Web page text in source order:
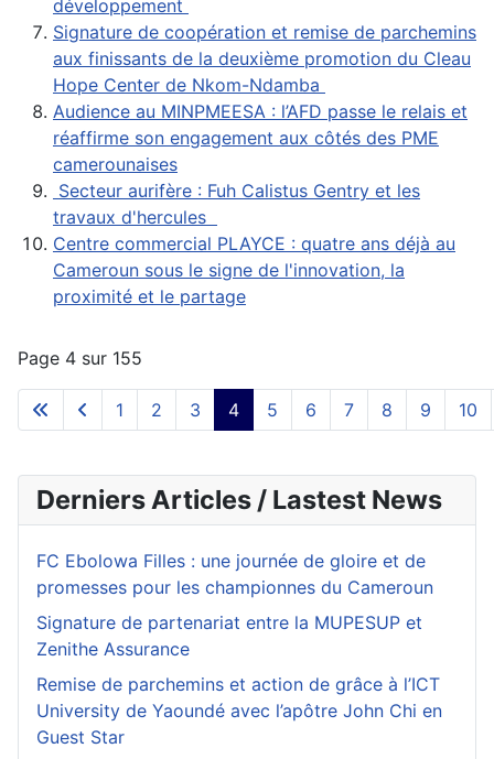
développement
Signature de coopération et remise de parchemins
aux finissants de la deuxième promotion du Cleau
Hope Center de Nkom-Ndamba
Audience au MINPMEESA : l’AFD passe le relais et
réaffirme son engagement aux côtés des PME
camerounaises
Secteur aurifère : Fuh Calistus Gentry et les
travaux d'hercules
Centre commercial PLAYCE : quatre ans déjà au
Cameroun sous le signe de l'innovation, la
proximité et le partage
Page 4 sur 155
1 2 3 4 5 6 7 8 9 10
Derniers Articles / Lastest News
FC Ebolowa Filles : une journée de gloire et de
promesses pour les championnes du Cameroun
Signature de partenariat entre la MUPESUP et
Zenithe Assurance
Remise de parchemins et action de grâce à l’ICT
University de Yaoundé avec l’apôtre John Chi en
Guest Star